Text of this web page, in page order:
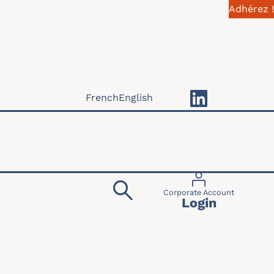
Adhérez !
Menu du
Corporate Account
Login
FrenchEnglish